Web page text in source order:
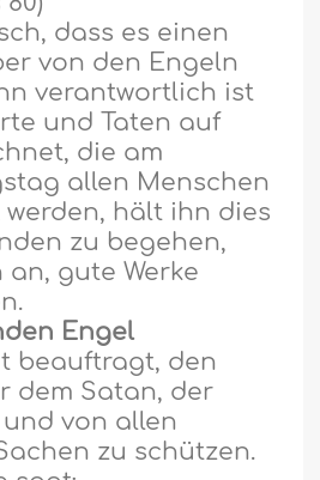
dass es einen
von den Engeln
verantwortlich ist
und Taten auf
die am
allen Menschen
hält ihn dies
zu begehen,
gute Werke
Engel
beauftragt, den
dem Satan, der
von allen
zu schützen.